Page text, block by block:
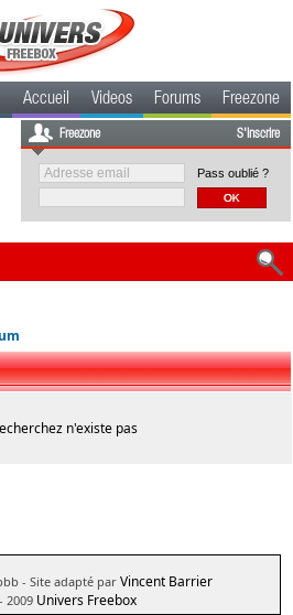
Accueil Videos Forums Freezone
Freezone S'inscrire
Pass oublié ?
n'existe pas
- Site adapté par Vincent Barrier
2009 Univers Freebox